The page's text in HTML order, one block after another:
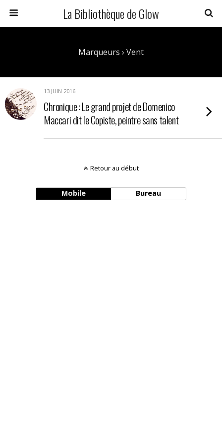
La Bibliothèque de Glow
Marqueurs › Vent
13 JUIN 2016
Chronique : Le grand projet de Domenico
Maccari dit le Copiste, peintre sans talent
Retour au début
Mobile Bureau